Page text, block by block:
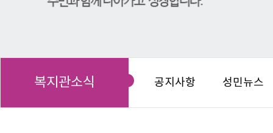
복지관소식 공지사항 성민뉴스